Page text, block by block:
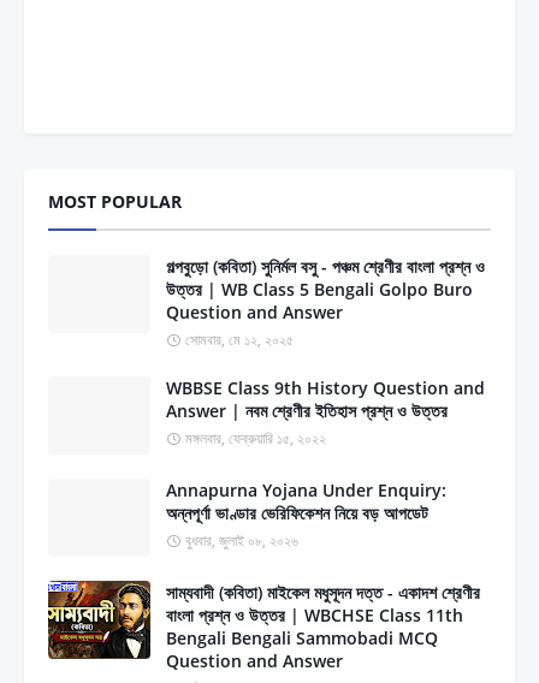
MOST POPULAR
গল্পবুড়ো (কবিতা) সুনির্মল বসু - পঞ্চম শ্রেণীর বাংলা প্রশ্ন ও
উত্তর | WB Class 5 Bengali Golpo Buro
Question and Answer
সোমবার, মে ১২, ২০২৫
WBBSE Class 9th History Question and
Answer | নবম শ্রেণীর ইতিহাস প্রশ্ন ও উত্তর
মঙ্গলবার, ফেব্রুয়ারি ১৫, ২০২২
Annapurna Yojana Under Enquiry:
অন্নপূর্ণা ভাণ্ডার ভেরিফিকেশন নিয়ে বড় আপডেট
বুধবার, জুলাই ০৮, ২০২৬
সাম্যবাদী (কবিতা) মাইকেল মধুসূদন দত্ত - একাদশ শ্রেণীর
বাংলা প্রশ্ন ও উত্তর | WBCHSE Class 11th
Bengali Bengali Sammobadi MCQ
Question and Answer